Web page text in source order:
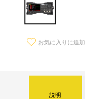
お気に入りに追加
説明